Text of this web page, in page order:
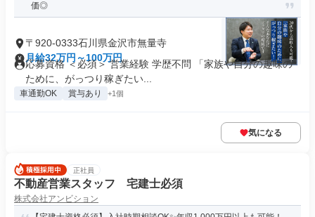
価◎
〒920-0333石川県金沢市無量寺
月給32万円～100万円
応募資格 ＜必須＞ 営業経験 学歴不問 「家族や自分の趣味の
ために、がっつり稼ぎたい...
車通勤OK 賞与あり +1個
気になる
正社員
不動産営業スタッフ 宅建士必須
株式会社アンビション